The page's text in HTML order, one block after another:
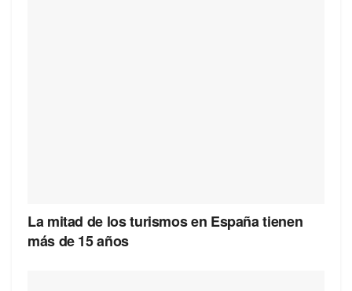
La mitad de los turismos en España tienen
más de 15 años